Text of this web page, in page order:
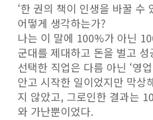
‘한 권의 책이 인생을 바꿀 수
어떻게 생각하는가?
나는 이 말에 100%가 아닌
군대를 제대하고 돈을 벌고
선택한 직업은 다름 아닌 ‘영
안고 시작한 일이었지만 막상
지 않았고, 그로인한 결과는
와 가난뿐이었다.